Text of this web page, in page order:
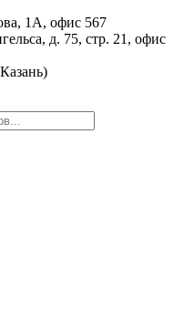
1А, офис 567
д. 75, стр. 21, офис